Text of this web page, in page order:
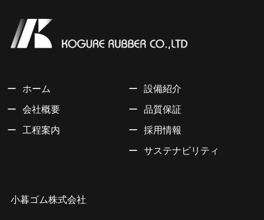
ホーム
会社概要
工程案内
設備紹介
品質保証
採用情報
サステナビリティ
小暮ゴム株式会社